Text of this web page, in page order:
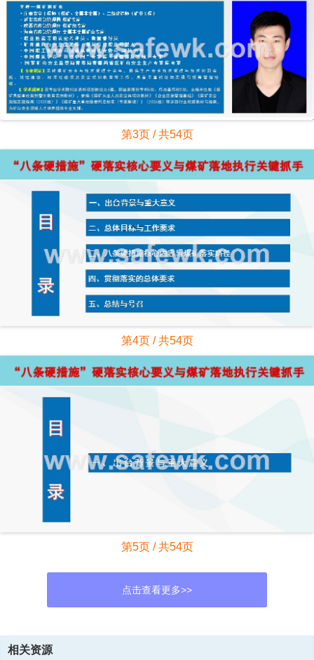
第3页 / 共54页
第4页 / 共54页
第5页 / 共54页
点击查看更多>>
资源描述
相关资源